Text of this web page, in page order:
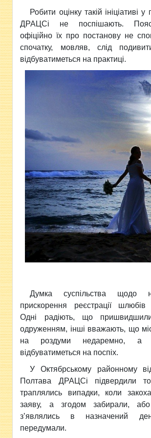
Робити оцінку такій ініціативі
ДРАЦСі не поспішають.
офіційно їх про постанову не
спочатку, мовляв, слід
відбуватиметься на практиці.
Думка суспільства щодо
прискорення реєстрації шлюбів
Одні радіють, що
одруженням, інші вважають, що
на роздуми недаремно, а
відбуватиметься на поспіх.
У Октябрському районному
Полтава ДРАЦСі підвердили
траплялись випадки, коли
заяву, а згодом забирали,
з’являлись в назначений
передумали.